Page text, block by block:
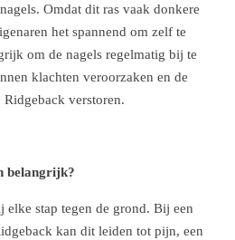
Omdat dit ras vaak donkere
het spannend om zelf te
om de nagels regelmatig bij te
klachten veroorzaken en de
verstoren.
belangrijk?
elke stap tegen de grond. Bij een
kan dit leiden tot pijn, een